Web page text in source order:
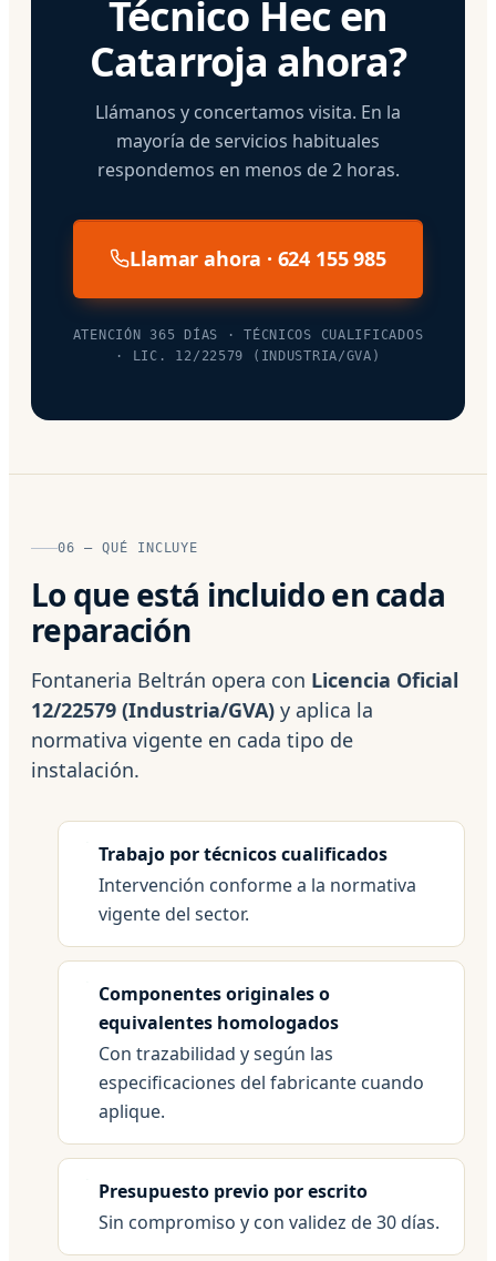
Técnico Hec en
Catarroja ahora?
Llámanos y concertamos visita. En la
mayoría de servicios habituales
respondemos en menos de 2 horas.
Llamar ahora · 624 155 985
ATENCIÓN 365 DÍAS · TÉCNICOS CUALIFICADOS
· LIC. 12/22579 (INDUSTRIA/GVA)
06 — QUÉ INCLUYE
Lo que está incluido en cada
reparación
Fontaneria Beltrán opera con Licencia Oficial
12/22579 (Industria/GVA) y aplica la
normativa vigente en cada tipo de
instalación.
Trabajo por técnicos cualificados
Intervención conforme a la normativa
vigente del sector.
Componentes originales o
equivalentes homologados
Con trazabilidad y según las
especificaciones del fabricante cuando
aplique.
Presupuesto previo por escrito
Sin compromiso y con validez de 30 días.